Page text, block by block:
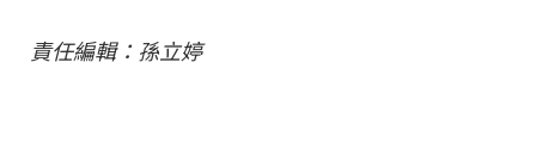
責任編輯：孫立婷